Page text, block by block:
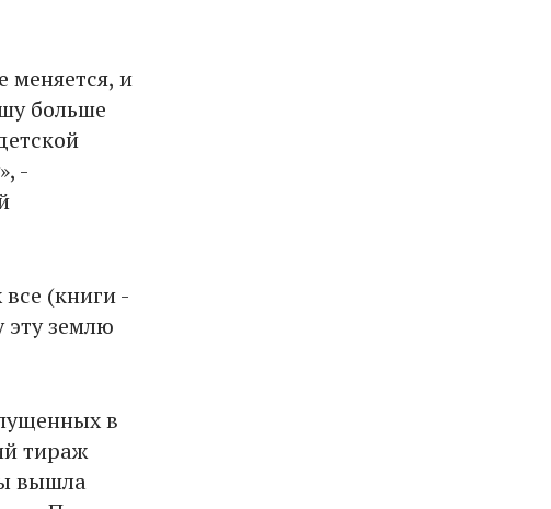
меняется, и
больше
-
(книги -
эту землю
в
тираж
вышла